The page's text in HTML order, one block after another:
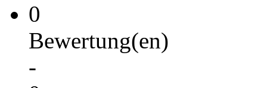
0
Bewertung(en)
-